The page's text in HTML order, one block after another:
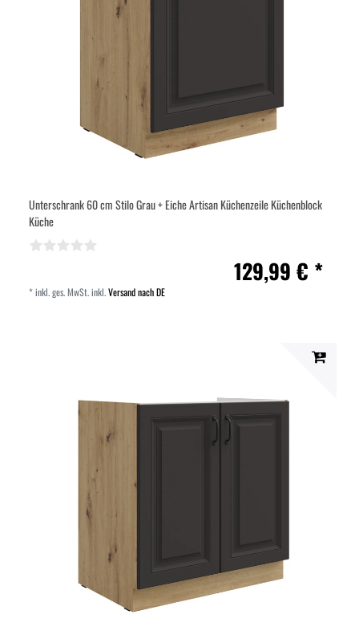
Unterschrank 60 cm Stilo Grau + Eiche Artisan Küchenzeile Küchenblock
Küche
129,99 € *
*inkl. ges. MwSt.inkl.Versand nach DE